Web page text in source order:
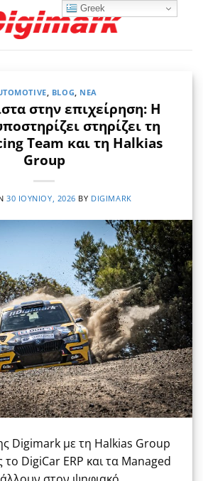
, BLOG, ΝΈΑ
στην επιχείρηση: Η
στηρίζει τη
Team και τη Halkias
Group
30 ΙΟΥΝΊΟΥ, 2026 BY DIGIMARK
Digimark με τη Halkias Group
το DigiCar ERP και τα Managed
Greek